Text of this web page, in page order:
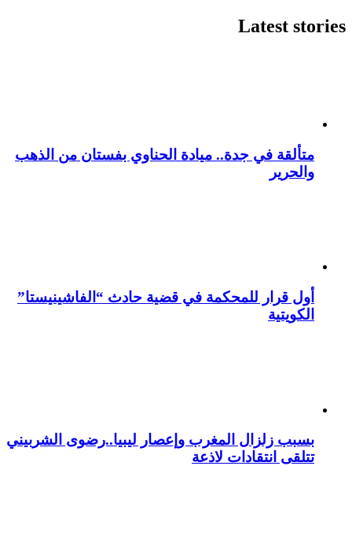
Latest stories
متألقة في جدة.. ميادة الحناوي بفستان من الذهب
والحرير
أول قرار للمحكمة في قضية حادث “الفاشينيستا”
الكويتية
بسبب زلزال المغرب وإعصار ليبيا..رضوى الشربيني
تتلقى انتقادات لاذعة